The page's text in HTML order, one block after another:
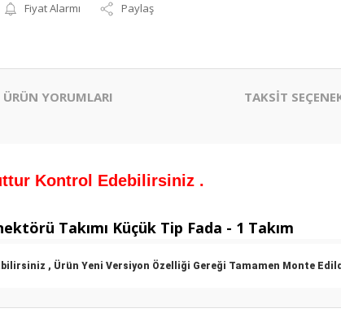
Fiyat Alarmı Paylaş
ÜRÜN YORUMLARI TAKSİT
Kontrol Edebilirsiniz .
Takımı Küçük Tip Fada - 1 Takım
, Ürün Yeni Versiyon Özelliği Gereği Tamamen Monte